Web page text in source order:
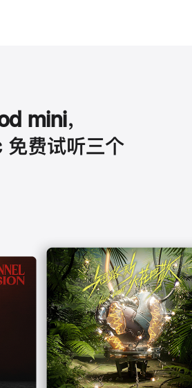
mini，
费试听三个